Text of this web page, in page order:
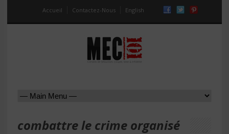
Accueil Contactez-Nous English
combattre le crime organisé